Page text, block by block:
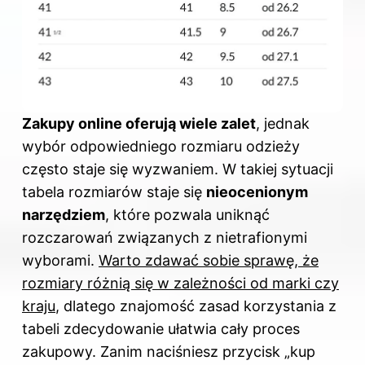
Zakupy online oferują wiele zalet, jednak
wybór odpowiedniego rozmiaru odzieży
często staje się wyzwaniem. W takiej sytuacji
tabela rozmiarów staje się nieocenionym
narzędziem, które pozwala uniknąć
rozczarowań związanych z nietrafionymi
wyborami. Warto zdawać sobie sprawę, że
rozmiary różnią się w zależności od marki czy
kraju, dlatego znajomość zasad korzystania z
tabeli zdecydowanie ułatwia cały proces
zakupowy. Zanim naciśniesz przycisk „kup